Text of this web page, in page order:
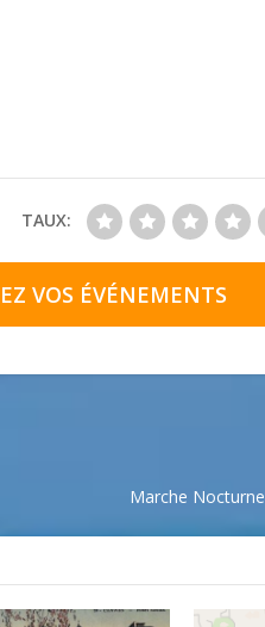
TAUX:
VOS ÉVÉNEMENTS
Marche